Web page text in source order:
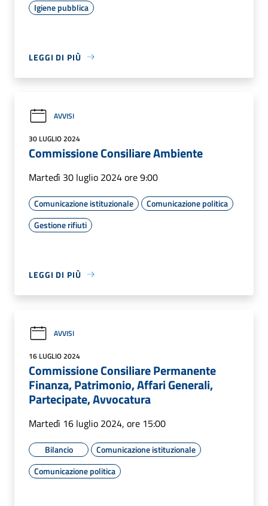
Igiene pubblica
LEGGI DI PIÙ
AVVISI
30 LUGLIO 2024
Commissione Consiliare Ambiente
Martedì 30 luglio 2024 ore 9:00
Comunicazione istituzionale
Comunicazione politica
Gestione rifiuti
LEGGI DI PIÙ
AVVISI
16 LUGLIO 2024
Commissione Consiliare Permanente
Finanza, Patrimonio, Affari Generali,
Partecipate, Avvocatura
Martedì 16 luglio 2024, ore 15:00
Bilancio
Comunicazione istituzionale
Comunicazione politica